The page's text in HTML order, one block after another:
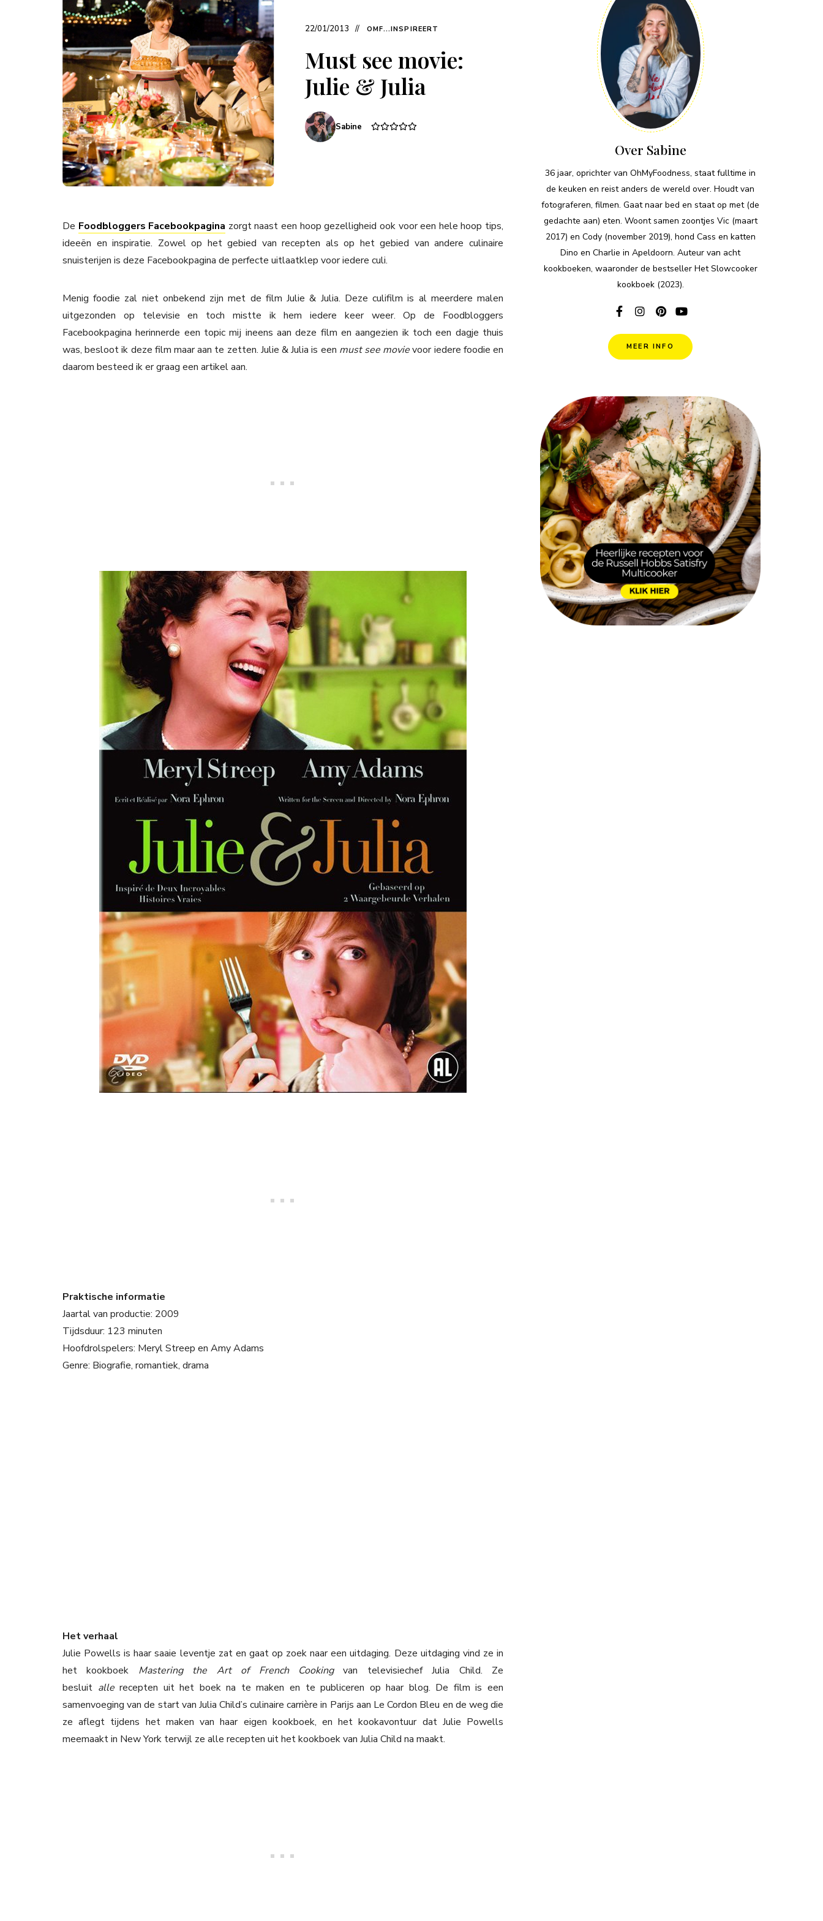
22/01/2013 OMF...INSPIREERT
Must see movie:
Julie & Julia
Sabine
De Foodbloggers Facebookpagina zorgt naast een hoop gezelligheid ook voor een hele hoop tips,
ideeën en inspiratie. Zowel op het gebied van recepten als op het gebied van andere culinaire
snuisterijen is deze Facebookpagina de perfecte uitlaatklep voor iedere culi.
Menig foodie zal niet onbekend zijn met de film Julie & Julia. Deze culifilm is al meerdere malen
uitgezonden op televisie en toch mistte ik hem iedere keer weer. Op de Foodbloggers
Facebookpagina herinnerde een topic mij ineens aan deze film en aangezien ik toch een dagje thuis
was, besloot ik deze film maar aan te zetten. Julie & Julia is een must see movievoor iedere foodie en
daarom besteed ik er graag een artikel aan.
Praktische informatie
Jaartal van productie: 2009
Tijdsduur: 123 minuten
Hoofdrolspelers: Meryl Streep en Amy Adams
Genre: Biografie, romantiek, drama
Het verhaal
Julie Powells is haar saaie leventje zat en gaat op zoek naar een uitdaging. Deze uitdaging vind ze in
het kookboek Mastering the Art of French Cookingvan televisiechef Julia Child. Ze
besluit allerecepten uit het boek na te maken en te publiceren op haar blog. De film is een
samenvoeging van de start van Julia Child’s culinaire carrière in Parijs aan Le Cordon Bleu en de weg die
ze aflegt tijdens het maken van haar eigen kookboek, en het kookavontuur dat Julie Powells
meemaakt in New York terwijl ze alle recepten uit het kookboek van Julia Child na maakt.
Over Sabine
36 jaar, oprichter van OhMyFoodness, staat fulltime in
de keuken en reist anders de wereld over. Houdt van
fotograferen, filmen. Gaat naar bed en staat op met (de
gedachte aan) eten. Woont samen zoontjes Vic (maart
2017) en Cody (november 2019), hond Cass en katten
Dino en Charlie in Apeldoorn. Auteur van acht
kookboeken, waaronder de bestseller Het Slowcooker
kookboek (2023).
MEER INFO